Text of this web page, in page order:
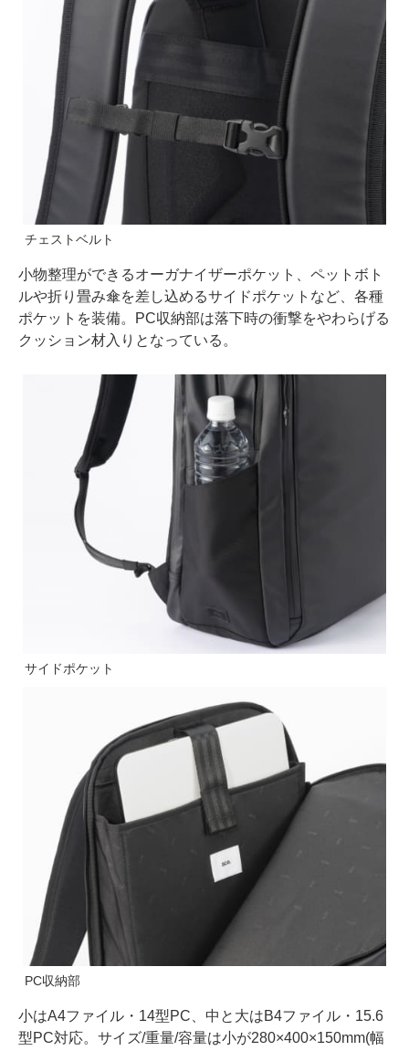
チェストベルト
小物整理ができるオーガナイザーポケット、ペットボト
ルや折り畳み傘を差し込めるサイドポケットなど、各種
ポケットを装備。PC収納部は落下時の衝撃をやわらげる
クッション材入りとなっている。
サイドポケット
PC収納部
小はA4ファイル・14型PC、中と大はB4ファイル・15.6
型PC対応。サイズ/重量/容量は小が280×400×150mm(幅